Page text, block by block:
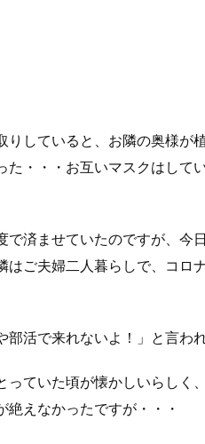
していると、お隣の奥様が
・・・お互いマスクはして
済ませていたのですが、今
ご夫婦二人暮らしで、コロ
活で来れないよ！」と言わ
ていた頃が懐かしいらしく
えなかったですが・・・